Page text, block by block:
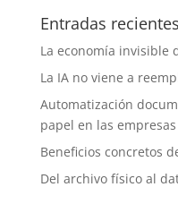
Entradas recientes
La economía invisible
La IA no viene a
Automatización
papel en las empresas
Beneficios concretos
Del archivo físico al